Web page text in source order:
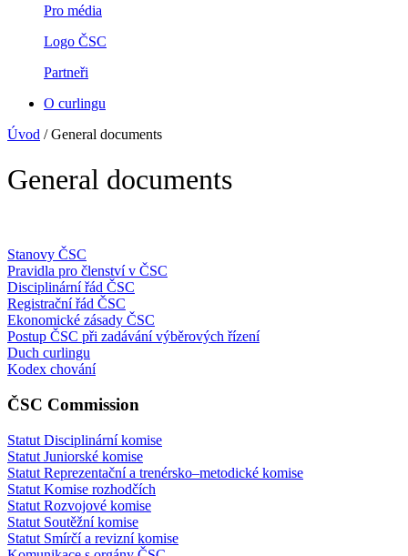
Pro média
Logo ČSC
Partneři
O curlingu
Úvod /General documents
General documents
Stanovy ČSC
Pravidla pro členství v ČSC
Disciplinární řád ČSC
Registrační řád ČSC
Ekonomické zásady ČSC
Postup ČSC při zadávání výběrových řízení
Duch curlingu
Kodex chování
ČSC Commission
Statut Disciplinární komise
Statut Juniorské komise
Statut Reprezentační a trenérsko–metodické komise
Statut Komise rozhodčích
Statut Rozvojové komise
Statut Soutěžní komise
Statut Smírčí a revizní komise